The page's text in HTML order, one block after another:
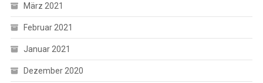
März 2021
Februar 2021
Januar 2021
Dezember 2020